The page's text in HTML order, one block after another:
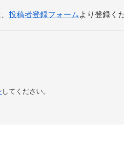
投稿者登録フォーム より登録く
してください。